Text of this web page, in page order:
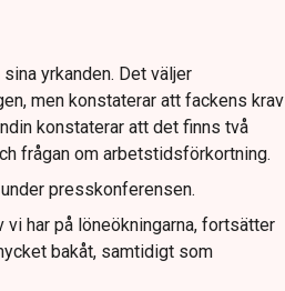
yrkanden. Det väljer
men konstaterar att fackens krav
konstaterar att det finns två
frågan om arbetstidsförkortning.
presskonferensen.
har på löneökningarna, fortsätter
bakåt, samtidigt som